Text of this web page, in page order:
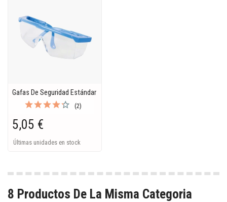
Gafas De Seguridad Estándar
(2)
5,05 €
Últimas unidades en stock
8 Productos De La Misma Categoria